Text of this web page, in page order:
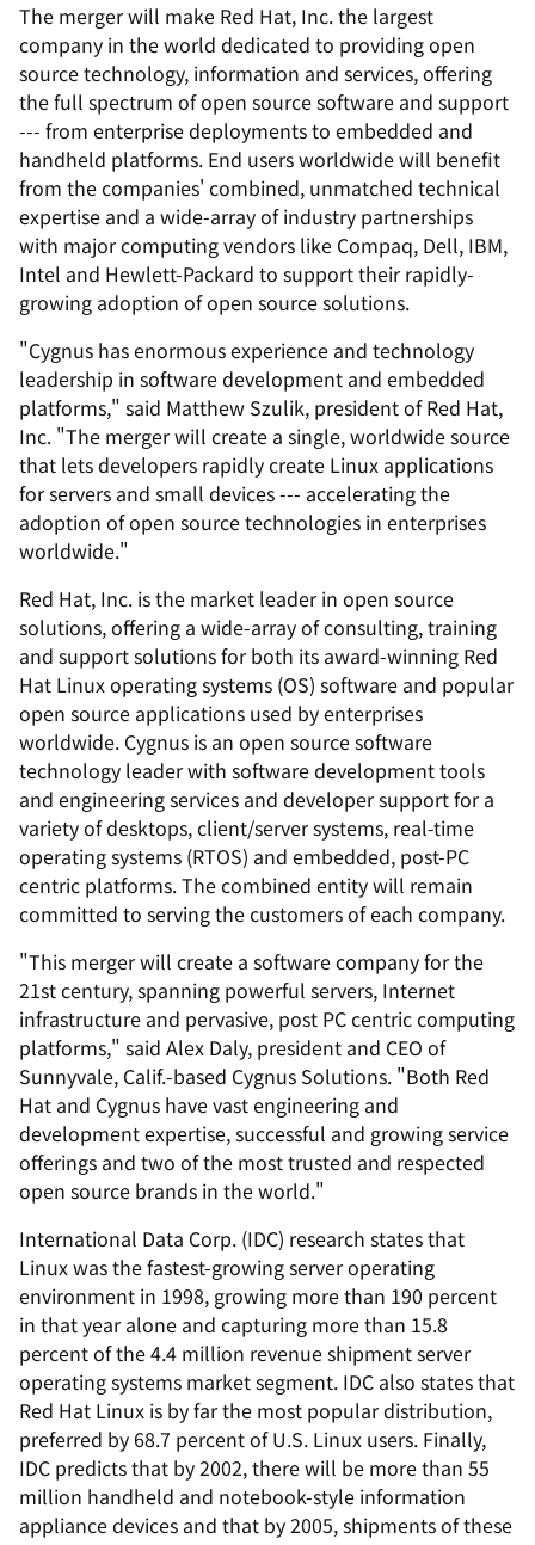
The merger will make Red Hat, Inc. the largest
company in the world dedicated to providing open
source technology, information and services, offering
the full spectrum of open source software and support
--- from enterprise deployments to embedded and
handheld platforms. End users worldwide will benefit
from the companies' combined, unmatched technical
expertise and a wide-array of industry partnerships
with major computing vendors like Compaq, Dell, IBM,
Intel and Hewlett-Packard to support their rapidly-
growing adoption of open source solutions.
"Cygnus has enormous experience and technology
leadership in software development and embedded
platforms," said Matthew Szulik, president of Red Hat,
Inc. "The merger will create a single, worldwide source
that lets developers rapidly create Linux applications
for servers and small devices --- accelerating the
adoption of open source technologies in enterprises
worldwide."
Red Hat, Inc. is the market leader in open source
solutions, offering a wide-array of consulting, training
and support solutions for both its award-winning Red
Hat Linux operating systems (OS) software and popular
open source applications used by enterprises
worldwide. Cygnus is an open source software
technology leader with software development tools
and engineering services and developer support for a
variety of desktops, client/server systems, real-time
operating systems (RTOS) and embedded, post-PC
centric platforms. The combined entity will remain
committed to serving the customers of each company.
"This merger will create a software company for the
21st century, spanning powerful servers, Internet
infrastructure and pervasive, post PC centric computing
platforms," said Alex Daly, president and CEO of
Sunnyvale, Calif.-based Cygnus Solutions. "Both Red
Hat and Cygnus have vast engineering and
development expertise, successful and growing service
offerings and two of the most trusted and respected
open source brands in the world."
International Data Corp. (IDC) research states that
Linux was the fastest-growing server operating
environment in 1998, growing more than 190 percent
in that year alone and capturing more than 15.8
percent of the 4.4 million revenue shipment server
operating systems market segment. IDC also states that
Red Hat Linux is by far the most popular distribution,
preferred by 68.7 percent of U.S. Linux users. Finally,
IDC predicts that by 2002, there will be more than 55
million handheld and notebook-style information
appliance devices and that by 2005, shipments of these